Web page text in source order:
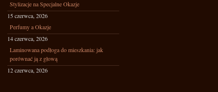
Stylizacje na Specjalne Okazje
15 czerwca, 2026
Perfumy a Okazje
14 czerwca, 2026
Laminowana podłoga do mieszkania: jak
porównać ją z głową
12 czerwca, 2026